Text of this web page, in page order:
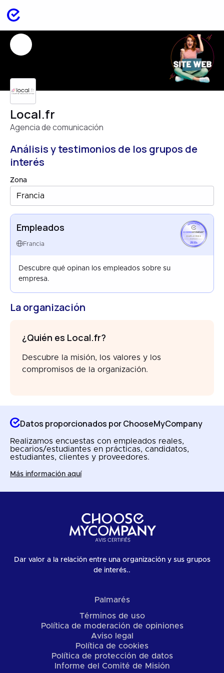
Local.fr
Agencia de comunicación
Análisis y testimonios de los grupos de
interés
Zona
Francia
Empleados
Francia
EMPLOYEES
FRANCE
APR 2026
Descubre qué opinan los empleados sobre su
empresa.
La organización
¿Quién es Local.fr?
Descubre la misión, los valores y los
compromisos de la organización.
Datos proporcionados por ChooseMyCompany
Realizamos encuestas con empleados reales,
becarios/estudiantes en prácticas, candidatos,
estudiantes, clientes y proveedores.
Más información aquí
Dar valor a la relación entre una organización y sus grupos
de interés..
Palmarés
Términos de uso
Política de moderación de opiniones
Aviso legal
Política de cookies
Política de protección de datos
Informe del Comité de Misión